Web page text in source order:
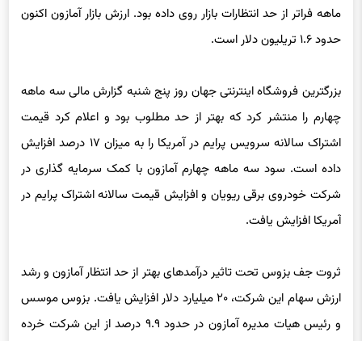
حدود ۱.۶ تریلیون دلار است.
چهارم را منتشر کرد که بهتر از حد مطلوب بود و اعلام کرد قیمت
اشتراک سالانه سرویس پرایم در آمریکا را به میزان ۱۷ درصد افزایش
داده است. سود سه ماهه چهارم آمازون با کمک سرمایه گذاری در
شرکت خودروی برقی ریویان و افزایش قیمت سالانه اشتراک پرایم در
آمریکا افزایش یافت.
ارزش سهام این شرکت، ۲۰ میلیارد دلار افزایش یافت. بزوس موسس
و رئیس هیات مدیره آمازون در حدود ۹.۹ درصد از این شرکت خرده
فروشی آنلاین سهم دارد. طبق آمار فوربس، بزوس سومین ثروتمند